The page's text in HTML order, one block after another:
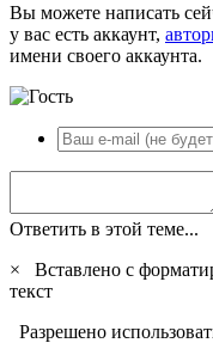
Вы можете написать
у вас есть аккаунт,
имени своего аккаунта.
Ответить в этой теме...
×
Вставлено с
текст
Разрешено